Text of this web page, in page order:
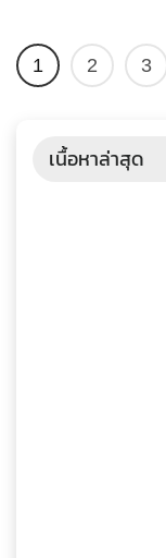
1 2 3
เนื้อหาล่าสุด